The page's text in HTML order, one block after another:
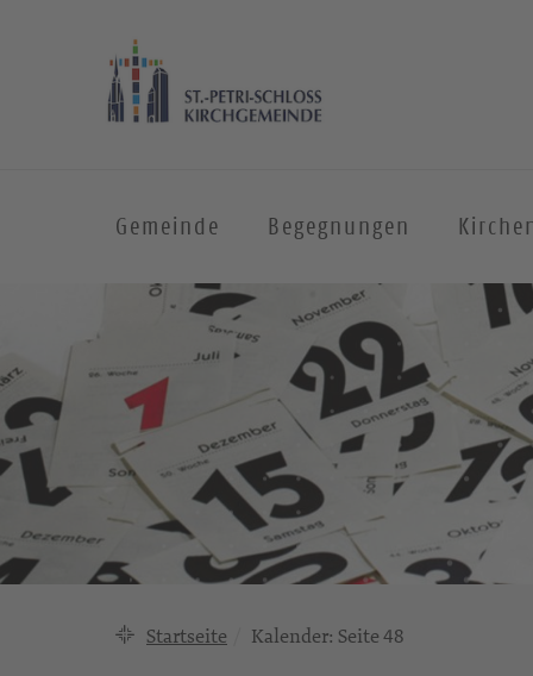
Gemeinde Begegnungen
Startseite Kalender: Seite 48